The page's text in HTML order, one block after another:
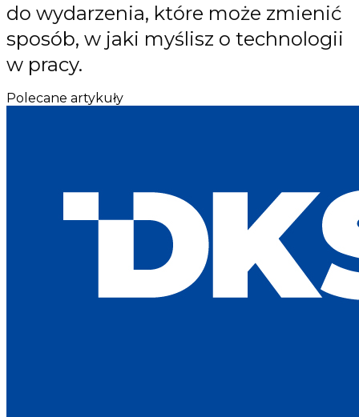
do wydarzenia, które może zmienić
sposób, w jaki myślisz o technologii
w pracy.
Polecane artykuły